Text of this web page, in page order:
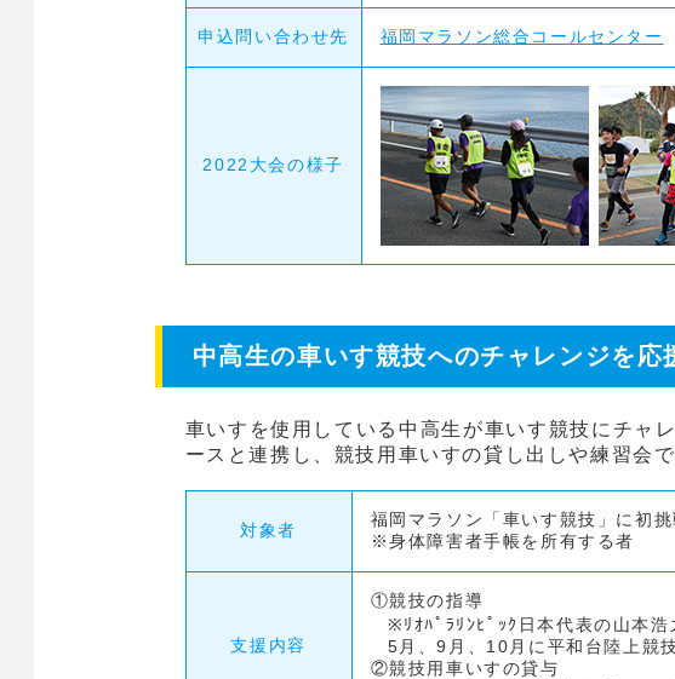
申込問い合わせ先 福岡マラソン総合コールセンター
2022大会の様子
中高生の車いす競技へのチャレンジを応
車いすを使用している中高生が車いす競技にチャ
ースと連携し、競技用車いすの貸し出しや練習会
対象者
福岡マラソン「車いす競技」に初
※身体障害者手帳を所有する者
支援内容
①競技の指導
※ﾘｵﾊﾟﾗﾘﾝﾋﾟｯｸ日本代表の山本浩
5月、9月、10月に平和台陸上競
②競技用車いすの貸与